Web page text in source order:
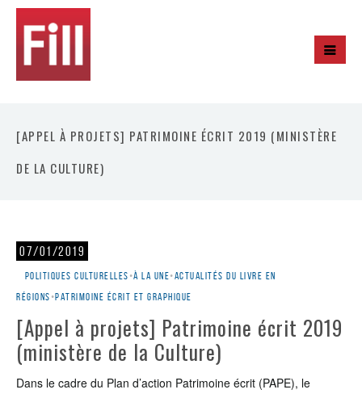
[APPEL À PROJETS] PATRIMOINE ÉCRIT 2019 (MINISTÈRE
DE LA CULTURE)
07/01/2019
Politiques culturelles •À la une•Actualités du livre en
régions •Patrimoine écrit et graphique
[Appel à projets] Patrimoine écrit 2019
(ministère de la Culture)
Dans le cadre du Plan d’action Patrimoine écrit (PAPE), le